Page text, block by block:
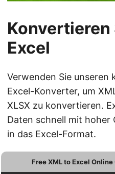
Konvertieren
Excel
Verwenden Sie unseren
Excel-Konverter, um
XLSX zu konvertieren.
Daten schnell mit hoher
in das Excel-Format.
Free XML to Excel